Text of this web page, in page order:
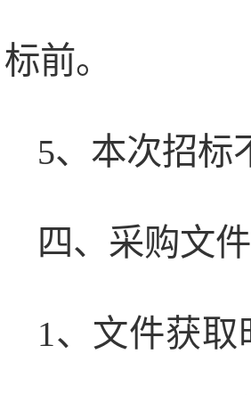
标前。
5、本次招标
四、采购文
1、文件获取